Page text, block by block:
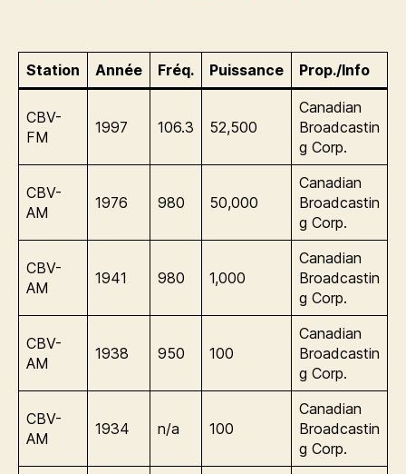
Station Année Fréq. Puissance Prop./Info
CBV-
FM
1997 106.3 52,500
Canadian
Broadcastin
g Corp.
CBV-
AM
1976 980 50,000
Canadian
Broadcastin
g Corp.
CBV-
AM
1941 980 1,000
Canadian
Broadcastin
g Corp.
CBV-
AM
1938 950 100
Canadian
Broadcastin
g Corp.
CBV-
AM
1934 n/a 100
Canadian
Broadcastin
g Corp.